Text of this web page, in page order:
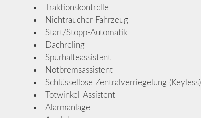
Traktionskontrolle
Nichtraucher-Fahrzeug
Start/Stopp-Automatik
Dachreling
Spurhalteassistent
Notbremsassistent
Schlüssellose Zentralverriegelung (Keyless)
Totwinkel-Assistent
Alarmanlage